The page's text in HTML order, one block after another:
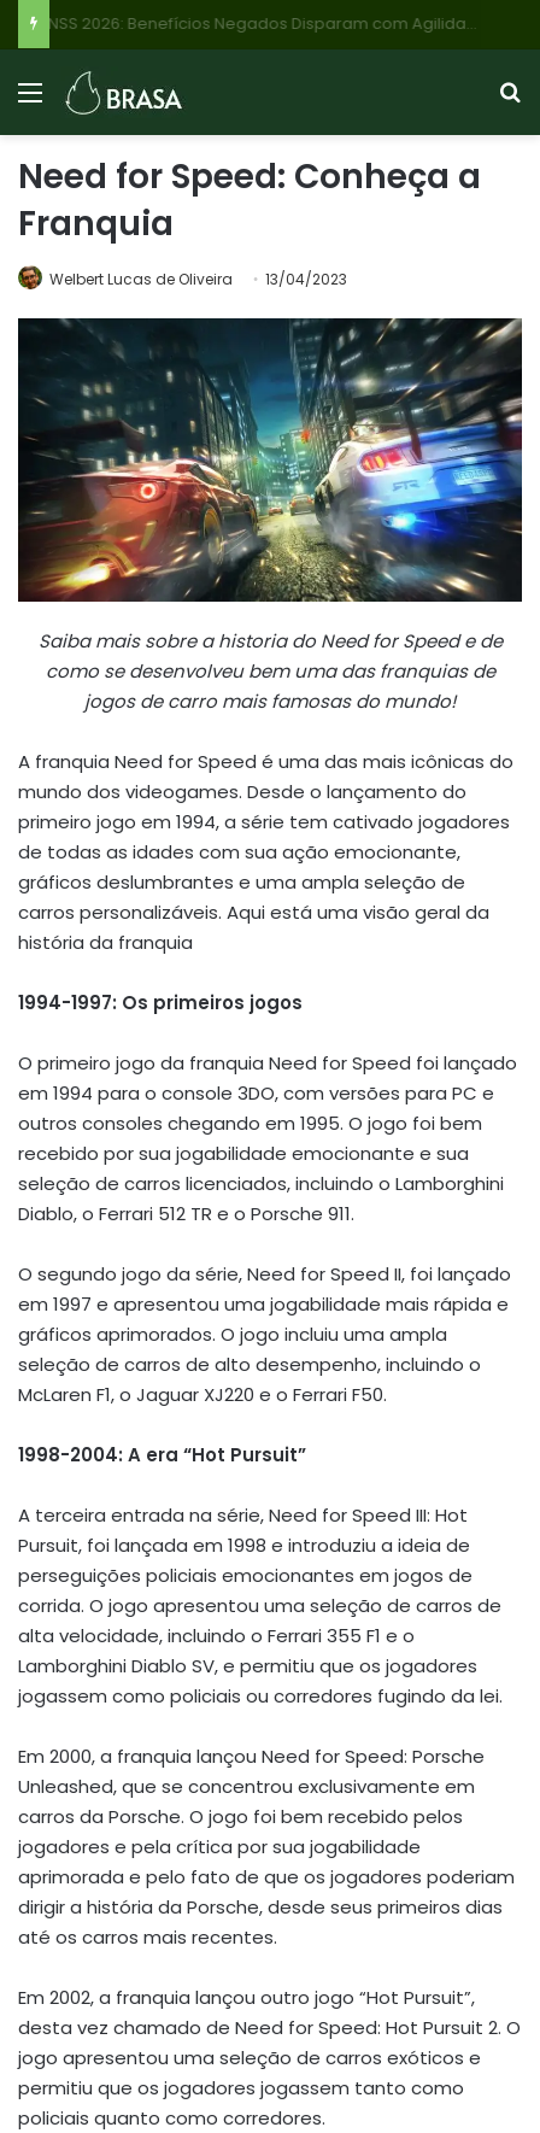
Need for Speed: Conheça a
Franquia
Welbert Lucas de Oliveira 13/04/2023
Saiba mais sobre a historia do Need for Speed e de
como se desenvolveu bem uma das franquias de
jogos de carro mais famosas do mundo!
A franquia Need for Speed é uma das mais icônicas do
mundo dos videogames. Desde o lançamento do
primeiro jogo em 1994, a série tem cativado jogadores
de todas as idades com sua ação emocionante,
gráficos deslumbrantes e uma ampla seleção de
carros personalizáveis. Aqui está uma visão geral da
história da franquia
1994-1997: Os primeiros jogos
O primeiro jogo da franquia Need for Speed foi lançado
em 1994 para o console 3DO, com versões para PC e
outros consoles chegando em 1995. O jogo foi bem
recebido por sua jogabilidade emocionante e sua
seleção de carros licenciados, incluindo o Lamborghini
Diablo, o Ferrari 512 TR e o Porsche 911.
O segundo jogo da série, Need for Speed II, foi lançado
em 1997 e apresentou uma jogabilidade mais rápida e
gráficos aprimorados. O jogo incluiu uma ampla
seleção de carros de alto desempenho, incluindo o
McLaren F1, o Jaguar XJ220 e o Ferrari F50.
1998-2004: A era “Hot Pursuit”
A terceira entrada na série, Need for Speed III: Hot
Pursuit, foi lançada em 1998 e introduziu a ideia de
perseguições policiais emocionantes em jogos de
corrida. O jogo apresentou uma seleção de carros de
alta velocidade, incluindo o Ferrari 355 F1 e o
Lamborghini Diablo SV, e permitiu que os jogadores
jogassem como policiais ou corredores fugindo da lei.
Em 2000, a franquia lançou Need for Speed: Porsche
Unleashed, que se concentrou exclusivamente em
carros da Porsche. O jogo foi bem recebido pelos
jogadores e pela crítica por sua jogabilidade
aprimorada e pelo fato de que os jogadores poderiam
dirigir a história da Porsche, desde seus primeiros dias
até os carros mais recentes.
Em 2002, a franquia lançou outro jogo “Hot Pursuit”,
desta vez chamado de Need for Speed: Hot Pursuit 2. O
jogo apresentou uma seleção de carros exóticos e
permitiu que os jogadores jogassem tanto como
policiais quanto como corredores.